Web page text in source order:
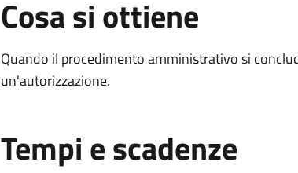
Cosa si ottiene
Quando il procedimento amministrativo si
un'autorizzazione.
Tempi e scadenze